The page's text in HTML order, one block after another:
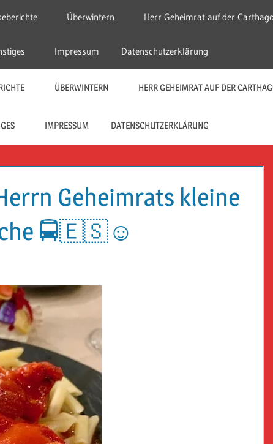
Überwintern Herr Geheimrat auf der
Impressum Datenschutzerklärung
ÜBERWINTERN HERR GEHEIMRAT AUF DER
IMPRESSUM DATENSCHUTZERKLÄRUNG
Geheimrats kleine
🚍🇪🇸☺️